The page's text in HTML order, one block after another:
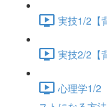
実技1/2【
実技2/2【
心理学1/